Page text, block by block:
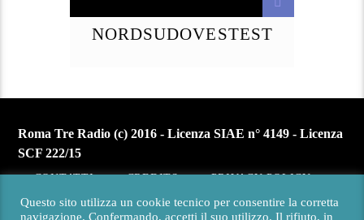
NORDSUDOVESTEST
Roma Tre Radio (c) 2016 - Licenza SIAE n° 4149 - Licenza
SCF 222/15
CONTATTI CREDITS
PRIVACY POLICY
Questo sito utilizza un cookie tecnico per consentire la corretta
navigazione. Confermando, accetti il suo utilizzo. Il rifiuto, in